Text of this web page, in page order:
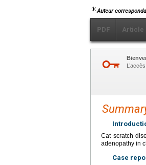
Auteur
PDF Article
Cat scratch
adenopathy in
Case